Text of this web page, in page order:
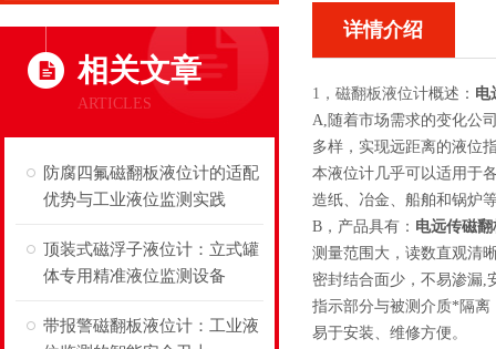
相关文章
ARTICLES
防腐四氟磁翻板液位计的适配
优势与工业液位监测实践
顶装式磁浮子液位计：立式罐
体专用精准液位监测设备
带报警磁翻板液位计：工业液
详情介绍
1，磁翻板液位计概述： 电
A,随着市场需求的变化公
多样，实现远距离的液位
本液位计几乎可以适用于
造纸、冶金、船舶和锅炉
B，产品具有： 电远传磁
测量范围大，读数直观清
密封结合面少，不易渗漏,
指示部分与被测介质*隔离
易于安装、维修方便。